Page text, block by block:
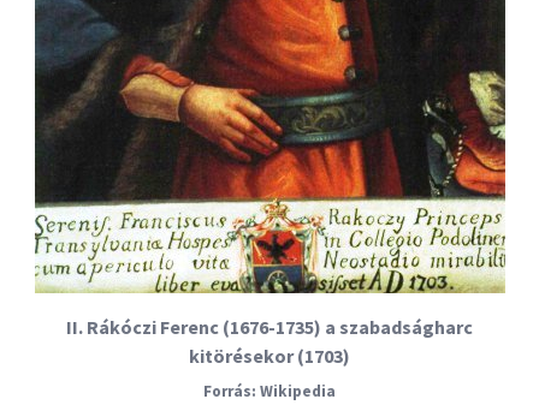
II. Rákóczi Ferenc (1676-1735) a szabadságharc
kitörésekor (1703)
Wikipedia